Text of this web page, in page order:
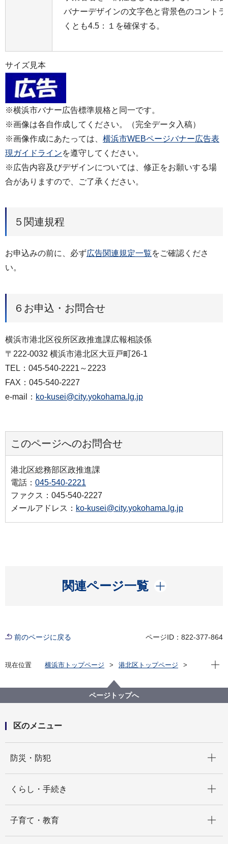
バナーデザインの文字色と背景色のコント
くとも4.5：１を確保する。
サイズ見本
※横浜市バナー広告標準規格と同一です。
※画像は各自作成してください。（完全データ入稿）
※画像作成にあたっては、 横浜市WEBページバナー広告表
現ガイドラインを遵守してください。
※広告内容及びデザインについては、修正をお願いする場
合がありますので、ご了承ください。
５関連規程
お申込みの前に、必ず広告関連規定一覧をご確認くださ
い。
６お申込・お問合せ
横浜市港北区役所区政推進課広報相談係
〒222-0032 横浜市港北区大豆戸町26-1
TEL：045-540-2221～2223
FAX：045-540-2227
e-mail： ko-kusei@city.yokohama.lg.jp
このページへのお問合せ
港北区総務部区政推進課
電話： 045-540-2221
ファクス：045-540-2227
メールアドレス： ko-kusei@city.yokohama.lg.jp
関連ページ一覧
開く
前のページに戻る ページID：822-377-864
現在位置 横浜市トップページ
港北区トップページ
令和８年度港北区バナー広告募集案内
現在
ページトップへ
区のメニュー
防災・防犯
くらし・手続き
子育て・教育